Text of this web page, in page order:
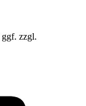
zzgl.